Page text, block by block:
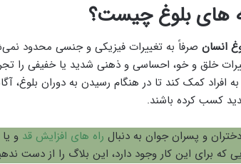
های بلوغ چیست؟
انسان صرفاً به تغییرات فیزیکی و جنسی محدود
خلق و خو، احساسی و ذهنی شدید یا خفیفی را
افراد کمک کند تا در هنگام رسیدن به دوران بلوغ،
کسب کرده باشند.
و پسران جوان به دنبال راه های افزایش قد و
که برای این کار وجود دارد، این بلاگ را از دست